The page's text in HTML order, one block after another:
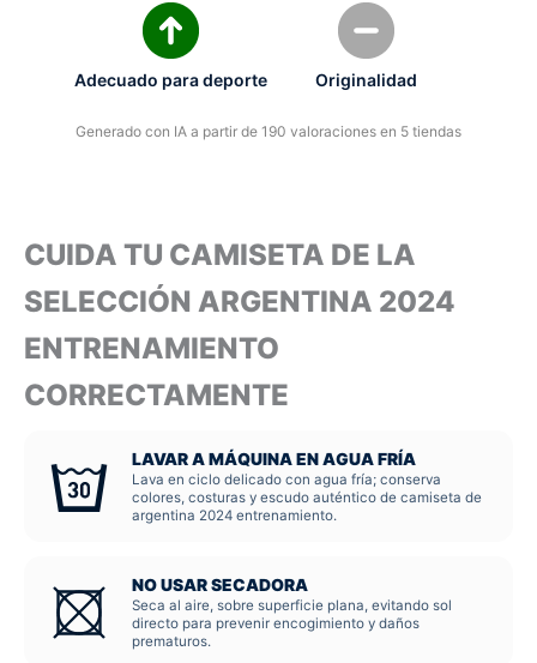
Adecuado para deporte Originalidad
Generado con IA a partir de 190 valoraciones en 5 tiendas
CUIDA TU CAMISETA DE LA
SELECCIÓN ARGENTINA 2024
ENTRENAMIENTO
CORRECTAMENTE
LAVAR A MÁQUINA EN AGUA FRÍA
Lava en ciclo delicado con agua fría; conserva
colores, costuras y escudo auténtico de camiseta de
argentina 2024 entrenamiento.
NO USAR SECADORA
Seca al aire, sobre superficie plana, evitando sol
directo para prevenir encogimiento y daños
prematuros.